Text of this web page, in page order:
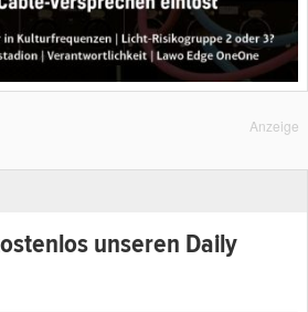
Anzeige
unseren Daily